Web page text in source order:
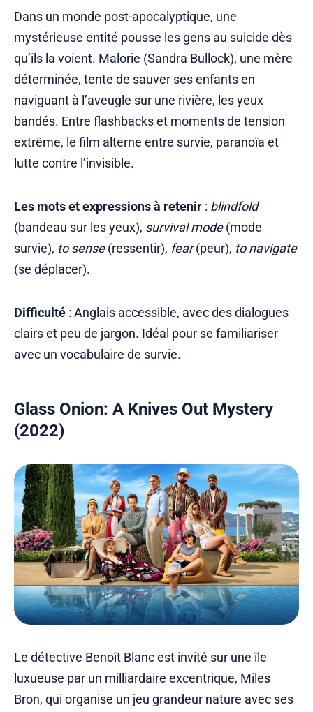
Dans un monde post-apocalyptique, une
mystérieuse entité pousse les gens au suicide dès
qu’ils la voient. Malorie (Sandra Bullock), une mère
déterminée, tente de sauver ses enfants en
naviguant à l’aveugle sur une rivière, les yeux
bandés. Entre flashbacks et moments de tension
extrême, le film alterne entre survie, paranoïa et
lutte contre l’invisible.
Les mots et expressions à retenir : blindfold
(bandeau sur les yeux), survival mode(mode
survie), to sense(ressentir), fear(peur), to navigate
(se déplacer).
Difficulté : Anglais accessible, avec des dialogues
clairs et peu de jargon. Idéal pour se familiariser
avec un vocabulaire de survie.
Glass Onion: A Knives Out Mystery
(2022)
Le détective Benoît Blanc est invité sur une île
luxueuse par un milliardaire excentrique, Miles
Bron, qui organise un jeu grandeur nature avec ses